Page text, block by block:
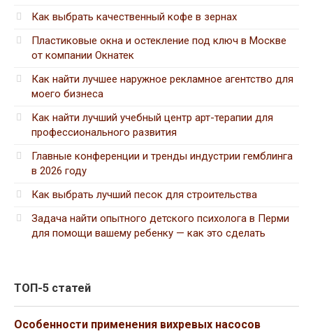
Как выбрать качественный кофе в зернах
Пластиковые окна и остекление под ключ в Москве
от компании Окнатек
Как найти лучшее наружное рекламное агентство для
моего бизнеса
Как найти лучший учебный центр арт-терапии для
профессионального развития
Главные конференции и тренды индустрии гемблинга
в 2026 году
Как выбрать лучший песок для строительства
Задача найти опытного детского психолога в Перми
для помощи вашему ребенку — как это сделать
ТОП-5 статей
Особенности применения вихревых насосов